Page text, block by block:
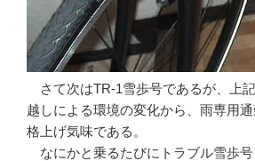
さて次はTR-1雪歩号であるが、上
越しによる環境の変化から、雨専用
格上げ気味である。
なにかと乗るたびにトラブル雪歩号